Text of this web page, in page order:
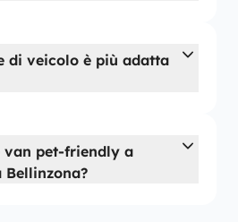
di veicolo è più adatta
van pet-friendly a